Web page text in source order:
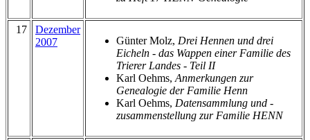
17
Dezember
2007
Günter Molz, Drei Hennen und drei
Eicheln - das Wappen einer Familie des
Trierer Landes - Teil II
Karl Oehms, Anmerkungen zur
Genealogie der Familie Henn
Karl Oehms, Datensammlung und -
zusammenstellung zur Familie HENN